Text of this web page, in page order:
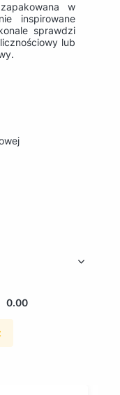
w
inspirowane
sprawdzi
lub
0.00